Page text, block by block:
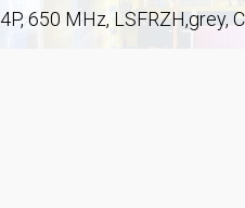
650 MHz, LSFRZH,grey,